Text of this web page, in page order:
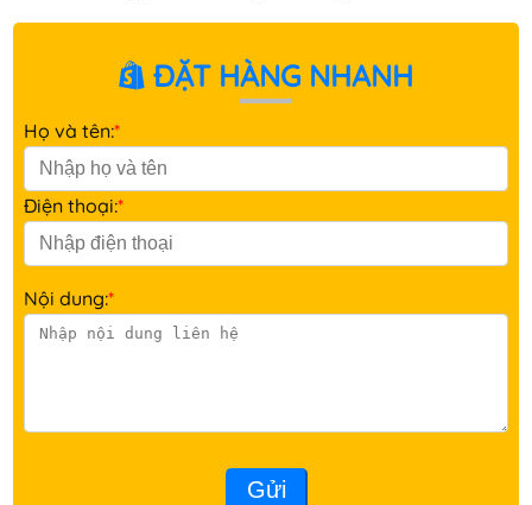
ĐẶT HÀNG NHANH
Họ và tên:*
Điện thoại:*
Nội dung:*
Gửi